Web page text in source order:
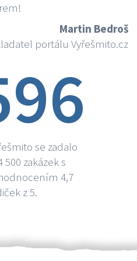
Martin Bedroš
portálu Vyřešmito.cz
se zadalo
500 zakázek s
4,7
z 5.